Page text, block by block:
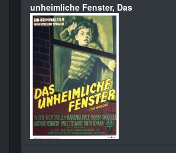
unheimliche Fenster, Das